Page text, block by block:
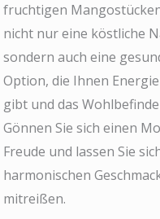
fruchtigen
nicht nur eine köstliche
sondern auch eine
Option, die Ihnen
gibt und das
Gönnen Sie sich einen
Freude und lassen Sie
harmonischen
mitreißen.